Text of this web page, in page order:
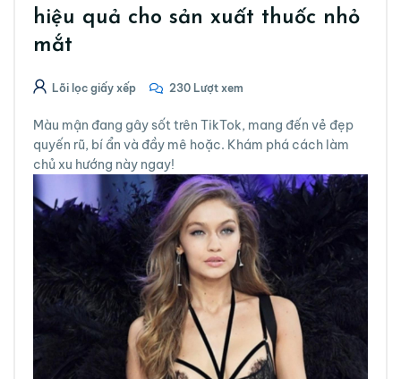
hiệu quả cho sản xuất thuốc nhỏ
mắt
Lõi lọc giấy xếp 230 Lượt xem
Màu mận đang gây sốt trên TikTok, mang đến vẻ đẹp
quyến rũ, bí ẩn và đầy mê hoặc. Khám phá cách làm
chủ xu hướng này ngay!